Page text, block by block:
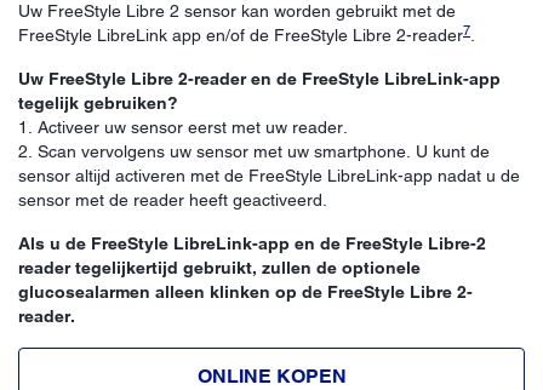
Uw FreeStyle Libre 2 sensor kan worden gebruikt met de
FreeStyle LibreLink app en/of de FreeStyle Libre 2-reader7.
Uw FreeStyle Libre 2-reader en de FreeStyle LibreLink-app
tegelijk gebruiken?
1. Activeer uw sensor eerst met uw reader.
2. Scan vervolgens uw sensor met uw smartphone. U kunt de
sensor altijd activeren met de FreeStyle LibreLink-app nadat u de
sensor met de reader heeft geactiveerd.
Als u de FreeStyle LibreLink-app en de FreeStyle Libre-2
reader tegelijkertijd gebruikt, zullen de optionele
glucosealarmen alleen klinken op de FreeStyle Libre 2-
reader.
ONLINE KOPEN